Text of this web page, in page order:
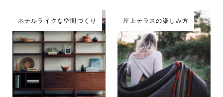
ホテルライクな空間づくり 屋上テラスの楽しみ方